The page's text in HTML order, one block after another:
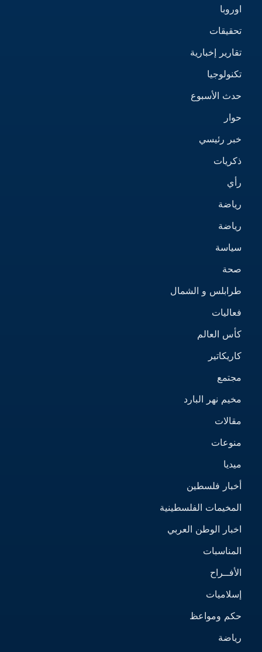
اوروبا
تحقيقات
تقارير إخبارية
تكنولوجيا
حدث الأسبوع
حوار
خبر رئيسي
ذكريات
رأي
رياضة
رياضة
سياسة
صحة
طرابلس و الشمال
فعاليات
كأس العالم
كاريكاتير
مجتمع
مخيم نهر البارد
مقالات
منوعات
ميديا
أخبار فلسطين
المخيمات الفلسطينية
اخبار الوطن العربي
المناسبات
الأفــراح
إسلاميات
حكم ومواعظ
رياضة